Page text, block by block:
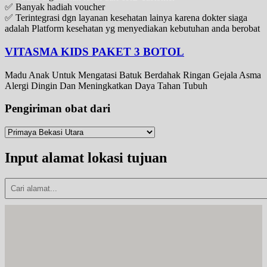
✅ Banyak hadiah voucher
✅ Terintegrasi dgn layanan kesehatan lainya karena dokter siaga
adalah Platform kesehatan yg menyediakan kebutuhan anda berobat
VITASMA KIDS PAKET 3 BOTOL
Madu Anak Untuk Mengatasi Batuk Berdahak Ringan Gejala Asma
Alergi Dingin Dan Meningkatkan Daya Tahan Tubuh
Pengiriman obat dari
Input alamat lokasi tujuan